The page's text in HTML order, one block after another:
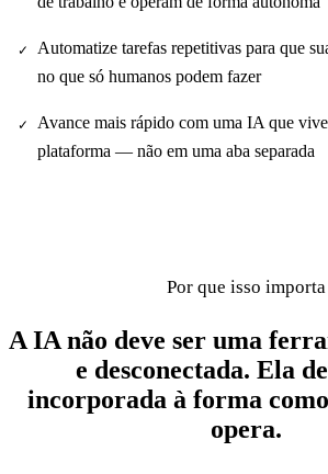
✓
Automatize tarefas repetitivas para que
no que só humanos podem fazer
✓
Avance mais rápido com uma IA que
plataforma — não em uma aba separada
Por que isso importa
A IA não deve ser uma
e desconectada. Ela
incorporada à forma
opera.